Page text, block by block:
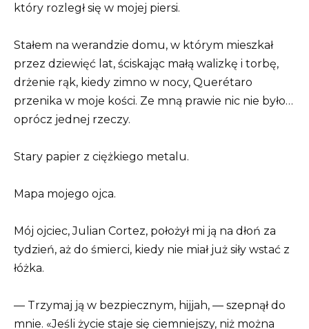
który rozległ się w mojej piersi.
Stałem na werandzie domu, w którym mieszkał
przez dziewięć lat, ściskając małą walizkę i torbę,
drżenie rąk, kiedy zimno w nocy, Querétaro
przenika w moje kości. Ze mną prawie nic nie było…
oprócz jednej rzeczy.
Stary papier z ciężkiego metalu.
Mapa mojego ojca.
Mój ojciec, Julian Cortez, położył mi ją na dłoń za
tydzień, aż do śmierci, kiedy nie miał już siły wstać z
łóżka.
— Trzymaj ją w bezpiecznym, hijjah, — szepnął do
mnie. «Jeśli życie staje się ciemniejszy, niż można